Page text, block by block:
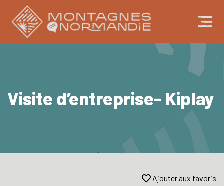
Visite d’entreprise- Kiplay
Ajouter aux favoris